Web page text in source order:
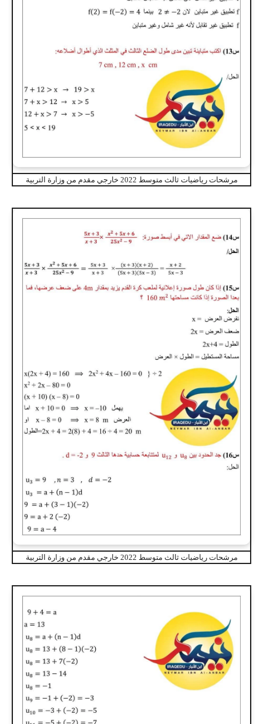
مرشحات رياضيات ثالث متوسط 2022 خارجي مقدم من وزارة التربية
مرشحات رياضيات ثالث متوسط 2022 خارجي مقدم من وزارة التربية